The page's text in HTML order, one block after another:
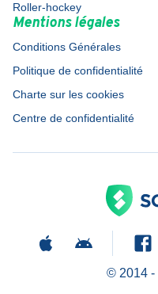
Roller-hockey
Mentions légales
Conditions Générales
Politique de confidentialité
Charte sur les cookies
Centre de confidentialité
© 2014 -